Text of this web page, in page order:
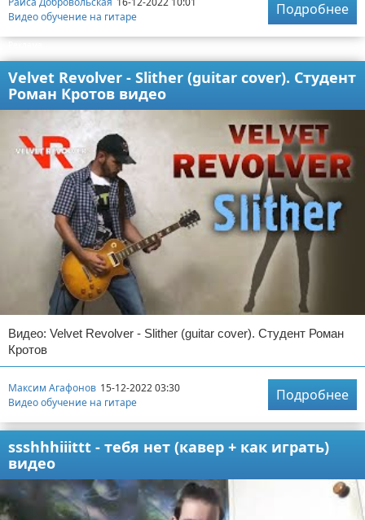
Видео обучение на гитаре
Подробнее
Velvet Revolver - Slither (guitar cover). Студент
Роман Кротов видео
Видео: Velvet Revolver - Slither (guitar cover). Студент Роман
Кротов
Максим Агафонов 15-12-2022 03:30
Видео обучение на гитаре
Подробнее
ssshhhiiittt - тебя нет (кавер + как играть)
видео